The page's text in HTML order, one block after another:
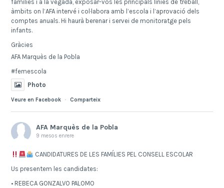
famílies i a la vegada, exposar-vos les principals línies de treball,
àmbits on l’AFA intervé i col·labora amb l’escola i l’aprovació dels
comptes anuals. Hi haurà berenar i servei de monitoratge pels
infants.
Gràcies
AFA Marquès de la Pobla
#femescola
Photo
Veure en Facebook · Comparteix
AFA Marquès de la Pobla
9 mesos enrere
CANDIDATURES DE LES FAMÍLIES PEL CONSELL ESCOLAR
Us presentem les candidates:
• REBECA GONZALVO PALOMO